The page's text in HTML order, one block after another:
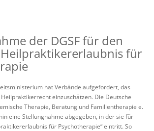
der DGSF für den
für
hat Verbände aufgefordert, das
einzuschätzen. Die Deutsche
Therapie, Beratung und Familientherapie e.
eine Stellungnahme abgegeben, in der sie für
für Psychotherapie“ eintritt. So